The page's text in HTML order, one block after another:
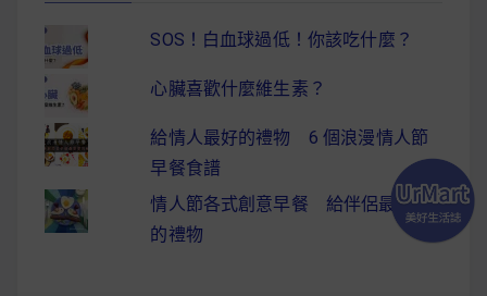
SOS！白血球過低！你該吃什麼？
心臟喜歡什麼維生素？
給情人最好的禮物 6 個浪漫情人節
早餐食譜
情人節各式創意早餐 給伴侶最驚喜
的禮物